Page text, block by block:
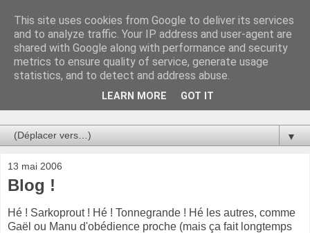
Au bistro !
La connerie étant le seul chemin susceptible de nous faire
entrevoir une parcelle de vérité, utilisons la par des moyens
de communication efficaces. Le temps qu'on remplisse nos
▼
13 mai 2006
Blog !
Hé ! Sarkoprout ! Hé ! Tonnegrande ! Hé les autres, comme
Gaël ou Manu d'obédience proche (mais ça fait longtemps
This site uses cookies from Google to deliver its services
and to analyze traffic. Your IP address and user-agent are
shared with Google along with performance and security
metrics to ensure quality of service, generate usage
statistics, and to detect and address abuse.
LEARN MORE GOT IT